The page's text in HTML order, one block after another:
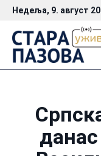
Недеља, 9. август